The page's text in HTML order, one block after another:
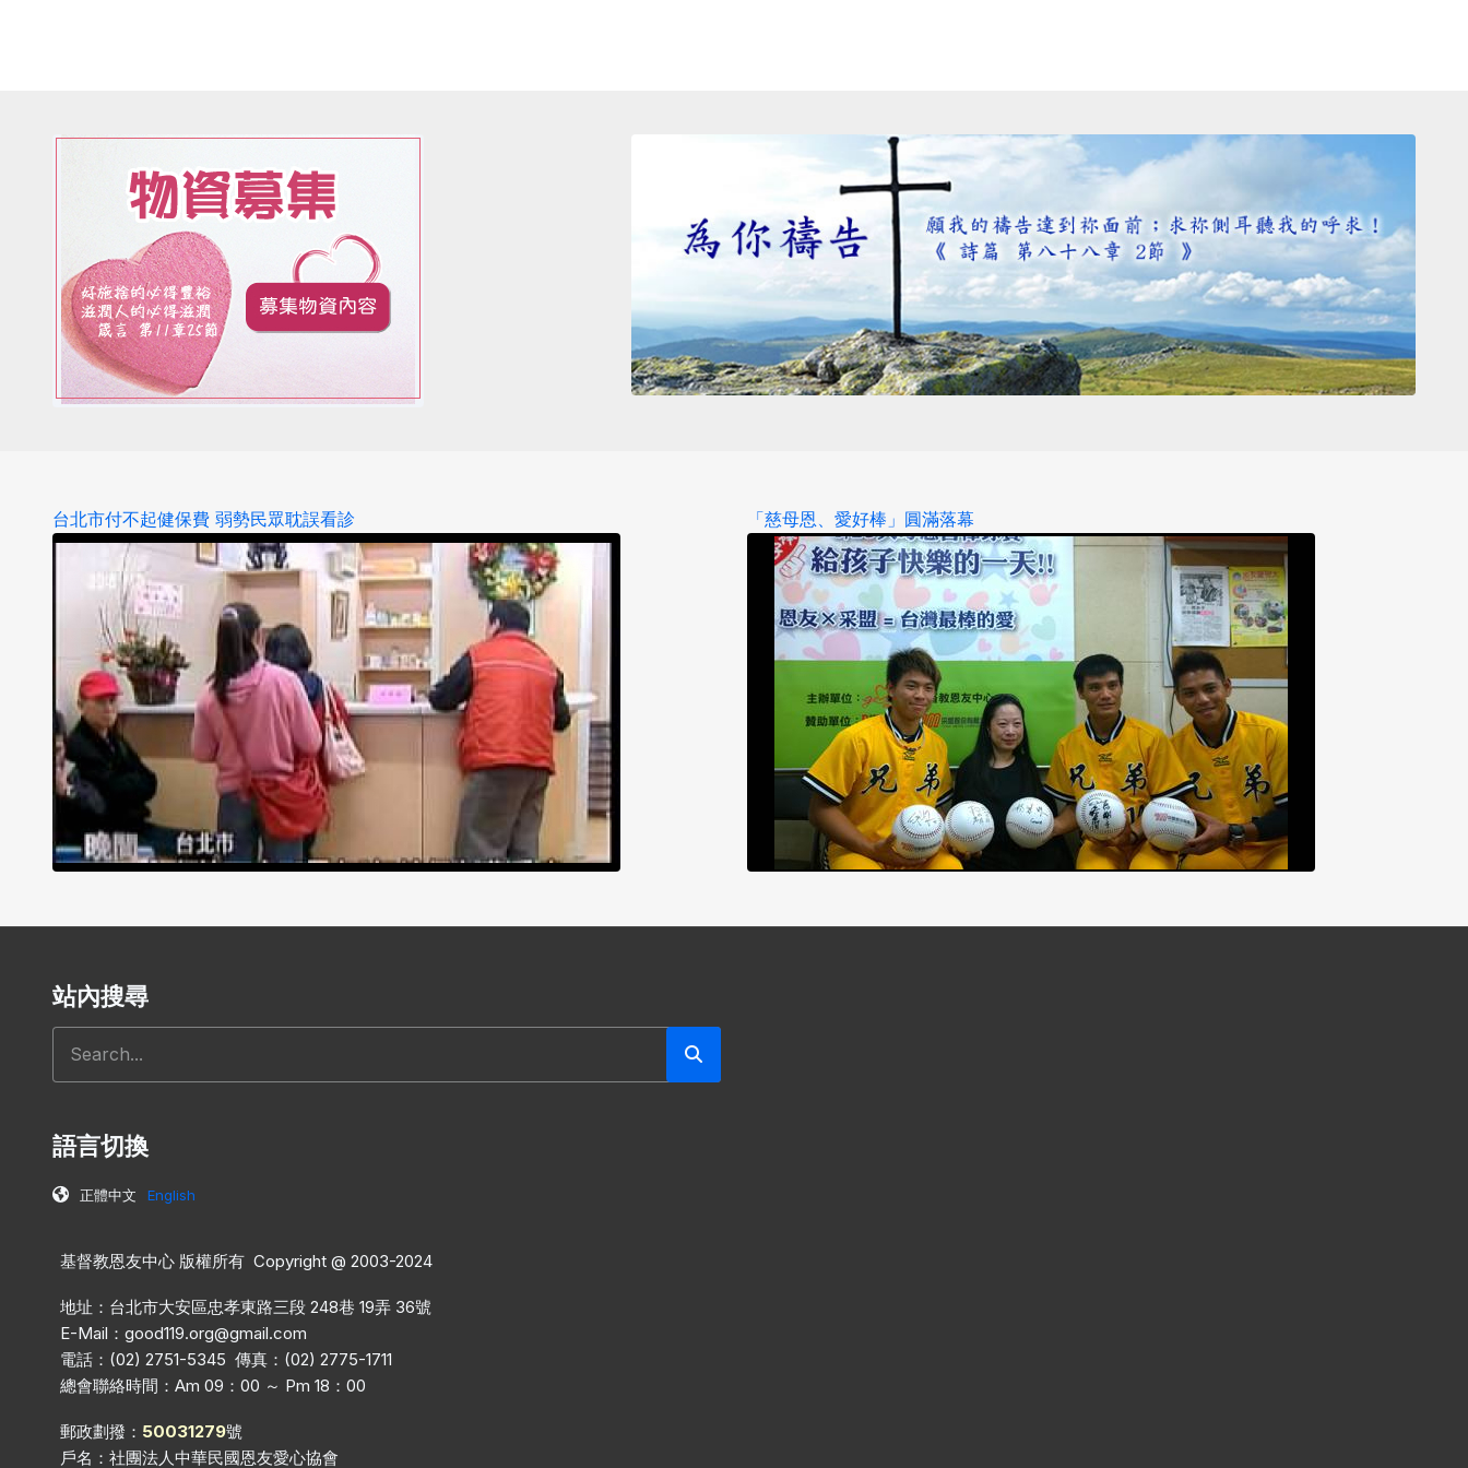
台北市付不起健保費 弱勢民眾耽誤看診 「慈母恩、愛好棒」圓滿落幕
站內搜尋
語言切換
正體中文 English
基督教恩友中心 版權所有 Copyright @ 2003-2024
地址：台北市大安區忠孝東路三段 248巷 19弄 36號
E-Mail： good119.org@gmail.com
電話：(02) 2751-5345 傳真：(02) 2775-1711
總會聯絡時間：Am 09：00 ～ Pm 18：00
郵政劃撥： 50031279號
戶名：社團法人中華民國恩友愛心協會